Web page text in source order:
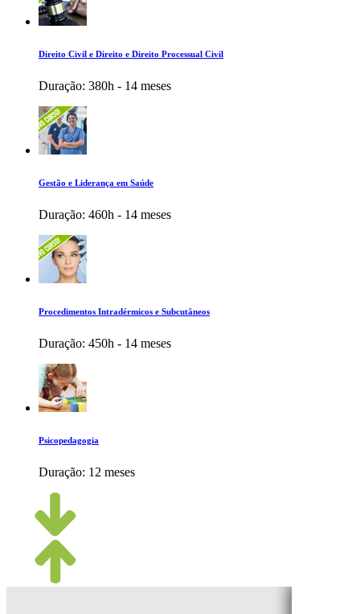
Direito Civil e Direito e Direito Processual Civil
Duração: 380h - 14 meses
Gestão e Liderança em Saúde
Duração: 460h - 14 meses
Procedimentos Intradérmicos e Subcutâneos
Duração: 450h - 14 meses
Psicopedagogia
Duração: 12 meses